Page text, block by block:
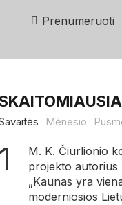
Prenumeruoti
Mėnesio
M. K. Čiurlionio
projekto autorius
„Kaunas yra
moderniosios